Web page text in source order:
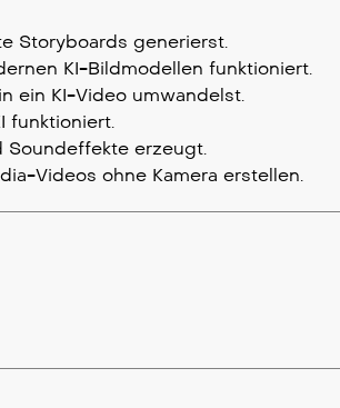
Storyboards generierst.
KI-Bildmodellen funktioniert.
ein KI-Video umwandelst.
funktioniert.
Soundeffekte erzeugt.
Videos ohne Kamera erstellen.